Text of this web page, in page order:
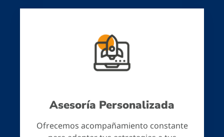
Asesoría Personalizada
Ofrecemos acompañamiento constante